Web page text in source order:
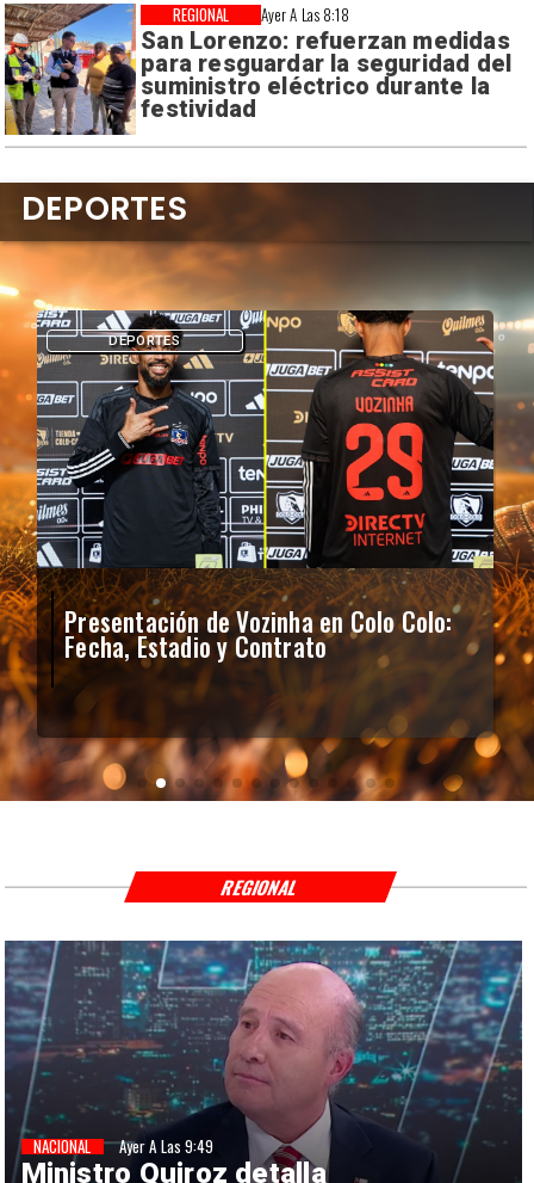
Ayer A Las 8:18
San Lorenzo: refuerzan medidas
para resguardar la seguridad del
suministro eléctrico durante la
festividad
REGIONAL
Presentación de Vozinha en Colo Colo:
Fecha, Estadio y Contrato
DEPORTES
DEPORTES
Ministro Quiroz detalla
NACIONAL Ayer A Las 9:49
REGIONAL